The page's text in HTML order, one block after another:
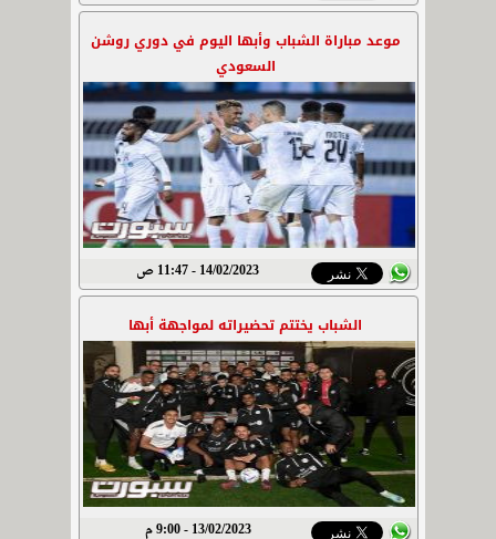
موعد مباراة الشباب وأبها اليوم في دوري روشن
السعودي
14/02/2023 - 11:47 ص
الشباب يختتم تحضيراته لمواجهة أبها
13/02/2023 - 9:00 م